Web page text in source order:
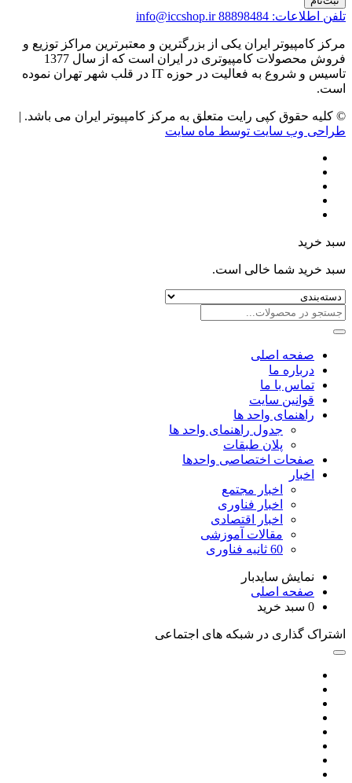
تلفن اطلاعات: 88898484 info@iccshop.ir
مرکز کامپیوتر ایران یکی از بزرگترین و معتبرترین مراکز توزیع و
فروش محصولات کامپیوتری در ایران است که از سال 1377
تاسیس و شروع به فعالیت در حوزه IT در قلب شهر تهران نموده
است.
© کلیه حقوق کپی رایت متعلق به مرکز کامپیوتر ایران می باشد. |
طراحی وب سایت توسط ماه سایت
سبد خرید
سبد خرید شما خالی است.
صفحه اصلی
درباره ما
تماس با ما
قوانین سایت
راهنمای واحد ها
جدول راهنمای واحد ها
پلان طبقات
صفحات اختصاصی واحدها
اخبار
اخبار مجتمع
اخبار فناوری
اخبار اقتصادی
مقالات آموزشی
60 ثانیه فناوری
نمایش سایدبار
صفحه اصلی
0 سبد خرید
اشتراک گذاری در شبکه های اجتماعی